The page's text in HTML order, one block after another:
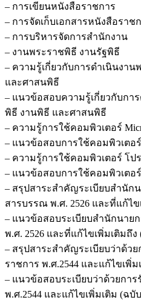
– การเขียนหนังสือราชการ
– การจัดเก็บเอกสารหนังสือราช
– การบริหารจัดการสำนักงาน
– งานพระราชพิธี งานรัฐพิธี
– ความรู้เกี่ยวกับการดำเนินงา
และศาสนพิธี
– แนวข้อสอบความรู้เกี่ยวกับกา
พิธี งานพิธี และศาสนพิธี
– ความรู้การใช้คอมพิวเตอร์
– แนวข้อสอบการใช้คอมพิวเตอร์
– ความรู้การใช้คอมพิวเตอร์ โป
– แนวข้อสอบการใช้คอมพิวเตอร์
– สรุปสาระสำคัญระเบียบสำนัก
สารบรรณ พ.ศ. 2526 และที่แก้ไ
– แนวข้อสอบระเบียบสำนักนาย
พ.ศ. 2526 และที่แก้ไขเพิ่มเติมถึง
– สรุปสาระสำคัญระเบียบว่าด้ว
ราชการ พ.ศ.2544 และแก้ไขเพิ่ม
– แนวข้อสอบระเบียบว่าด้วยกา
พ.ศ.2544 และแก้ไขเพิ่มเติม (ฉบั